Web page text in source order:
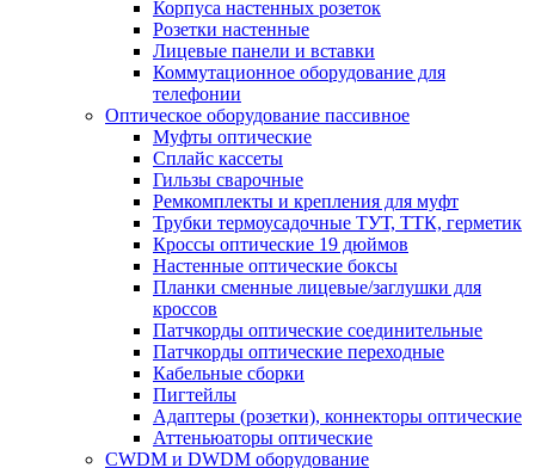
Корпуса настенных розеток
Розетки настенные
Лицевые панели и вставки
Коммутационное оборудование для
телефонии
Оптическое оборудование пассивное
Муфты оптические
Сплайс кассеты
Гильзы сварочные
Ремкомплекты и крепления для муфт
Трубки термоусадочные ТУТ, ТТК, герметик
Кроссы оптические 19 дюймов
Настенные оптические боксы
Планки сменные лицевые/заглушки для
кроссов
Патчкорды оптические соединительные
Патчкорды оптические переходные
Кабельные сборки
Пигтейлы
Адаптеры (розетки), коннекторы оптические
Аттеньюаторы оптические
CWDM и DWDM оборудование